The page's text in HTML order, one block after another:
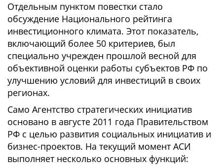
Отдельным пунктом повестки стало
обсуждение Национального рейтинга
инвестиционного климата. Этот показатель,
включающий более 50 критериев, был
специально учрежден прошлой весной для
объективной оценки работы субъектов РФ по
улучшению условий для инвестиций в своих
регионах.
Само Агентство стратегических инициатив
основано в августе 2011 года Правительством
РФ с целью развития социальных инициатив и
бизнес-проектов. На текущий момент АСИ
выполняет несколько основных функций: